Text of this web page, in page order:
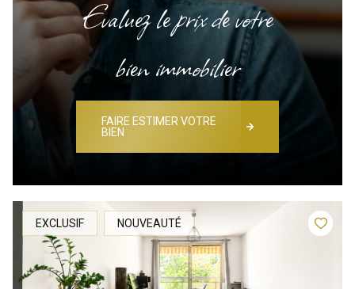
Evaluez le prix de votre
bien immobilier
FAIRE ESTIMER VOTRE
BIEN
EXCLUSIF NOUVEAUTÉ